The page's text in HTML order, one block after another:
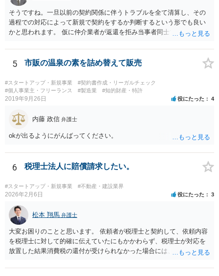
そうですね。一旦以前の契約関係に伴うトラブルを全て清算し、その
過程での対応によって新規で契約をするか判断するという形でも良い
かと思われます。 仮に仲介業者が返還を拒み当事者同士での解決が困
5 市販の温泉の素を詰め替えて販売
#スタートアップ・新規事業
#契約書作成・リーガルチェック
#個人事業主・フリーランス
#製造業 #知的財産・特許
2019年9月26日 役にたった 4
内藤 政信 弁護士
okが出るようにがんばってください。
6 税理士法人に賠償請求したい。
#スタートアップ・新規事業 #不動産・建設業界
2026年2月6日 役にたった 3
松本 翔馬 弁護士
大変お困りのことと思います。 依頼者が税理士と契約して、依頼内容
を税理士に対して的確に伝えていたにもかかわらず、税理士が対応を
放置した結果消費税の還付が受けられなかった場合には、賠償請求で
あるか否かという問題 ②税理士本人が税務業務をしていなかったとい